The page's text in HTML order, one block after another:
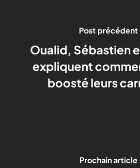
Post précédent
Oualid, Sébastien
expliquent
boosté leurs
Prochain article